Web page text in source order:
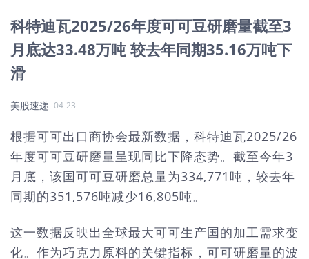
科特迪瓦2025/26年度可可豆研磨量截至3
月底达33.48万吨 较去年同期35.16万吨下
滑
美股速递 04-23
根据可可出口商协会最新数据，科特迪瓦2025/26
年度可可豆研磨量呈现同比下降态势。截至今年3
月底，该国可可豆研磨总量为334,771吨，较去年
同期的351,576吨减少16,805吨。
这一数据反映出全球最大可可生产国的加工需求变
化。作为巧克力原料的关键指标，可可研磨量的波